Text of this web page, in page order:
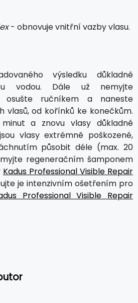
- obnovuje vnitřní vazby vlasu.
výsledku důkladně
vodou. Dále už nemyjte
osušte ručníkem a naneste
vlasů, od kořínků ke konečkům.
a znovu vlasy důkladně
vlasy extrémně poškozené,
působit déle (max. 20
regeneračním šamponem
Kadus Professional Visible Repair
je intenzivním ošetřením pro
Professional Visible Repair